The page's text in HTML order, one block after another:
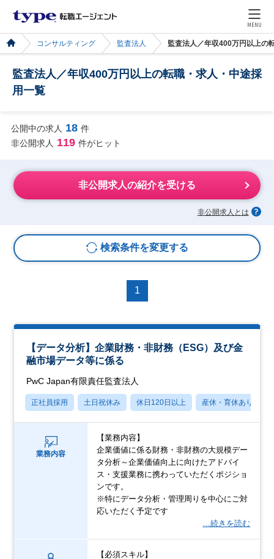
MENU
コンサルティング 監査法人 監査法人／年収400万円以上の
監査法人／年収400万円以上の転職・求人・中途採
用一覧
公開中の求人 18 件
非公開求人 119 件がヒット
非公開求人の紹介を受ける
非公開求人とは
検索条件を変更する
1
【データ分析】企業財務・非財務（ESG）及び金
融市場データ等に係る
PwC Japan有限責任監査法人
正社員採用 土日祝休み 休日120日以上 産休・育休あり
業務内容
【業務内容】
企業価値に係る財務・非財務の大規模デー
タ分析～企業価値向上に向けたアドバイ
ス・支援業務に携わっていただくポジショ
ンです。
※特にデータ分析・管理周りを中心にご対
応いただく予定です
…続きを読む
【必須スキル】